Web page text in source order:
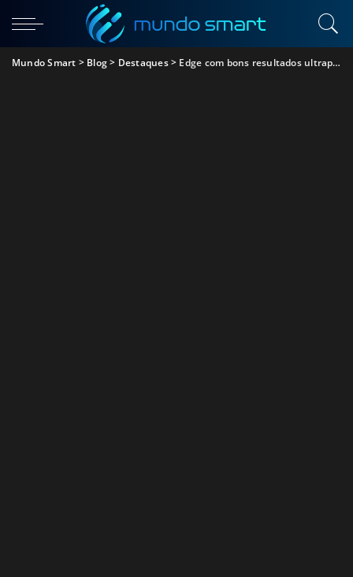
Mundo Smart > Blog> Destaques> Edge com bons resultados ultrapassa Internet Explorer